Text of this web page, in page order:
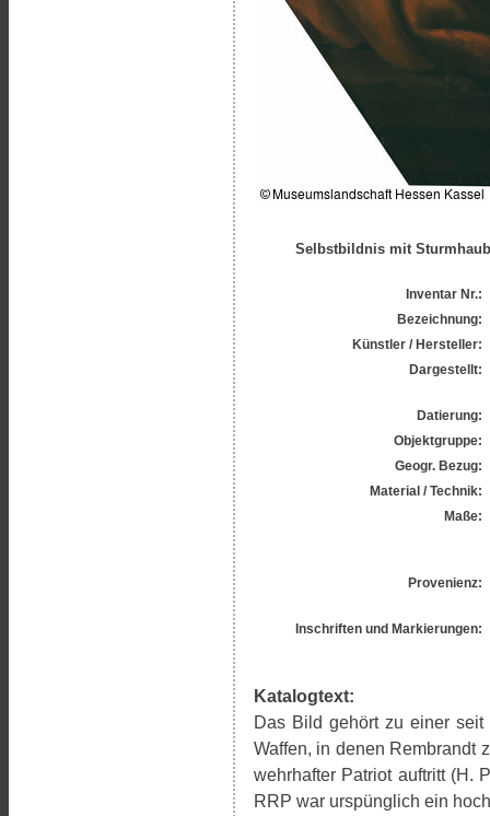
Selbstbildnis mit
Inventar Nr.:
Bezeichnung:
Künstler / Hersteller:
Dargestellt:
Datierung:
Objektgruppe:
Geogr. Bezug:
Material / Technik:
Maße:
Provenienz:
Inschriften und Markierungen:
Katalogtext:
Das Bild gehört zu einer
Waffen, in denen Rembrandt
wehrhafter Patriot auftritt (H.
RRP war urspünglich ein